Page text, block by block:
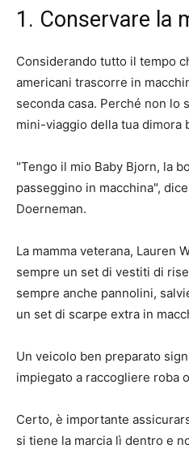
1. Conservare la
Considerando tutto il tempo
americani trascorre in
seconda casa. Perché non lo
mini-viaggio della tua dimora
"Tengo il mio Baby Bjorn, la
passeggino in macchina",
Doerneman.
La mamma veterana, Lauren
sempre un set di vestiti di
sempre anche pannolini,
un set di scarpe extra in
Un veicolo ben preparato
impiegato a raccogliere roba
Certo, è importante
si tiene la marcia lì dentro e